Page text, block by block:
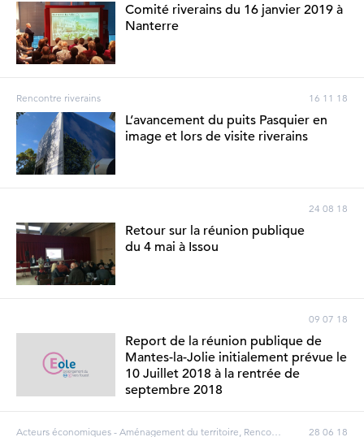
Comité riverains du 16 janvier 2019 à
Nanterre
Rencontre riverains 16 11 18
L’avancement du puits Pasquier en
image et lors de visite riverains
24 08 18
Retour sur la réunion publique
du 4 mai à Issou
09 07 18
Report de la réunion publique de
Mantes-la-Jolie initialement prévue le
10 Juillet 2018 à la rentrée de
septembre 2018
Acteurs économiques - Aménagement du territoire, Rencontre riverains 28 06 18